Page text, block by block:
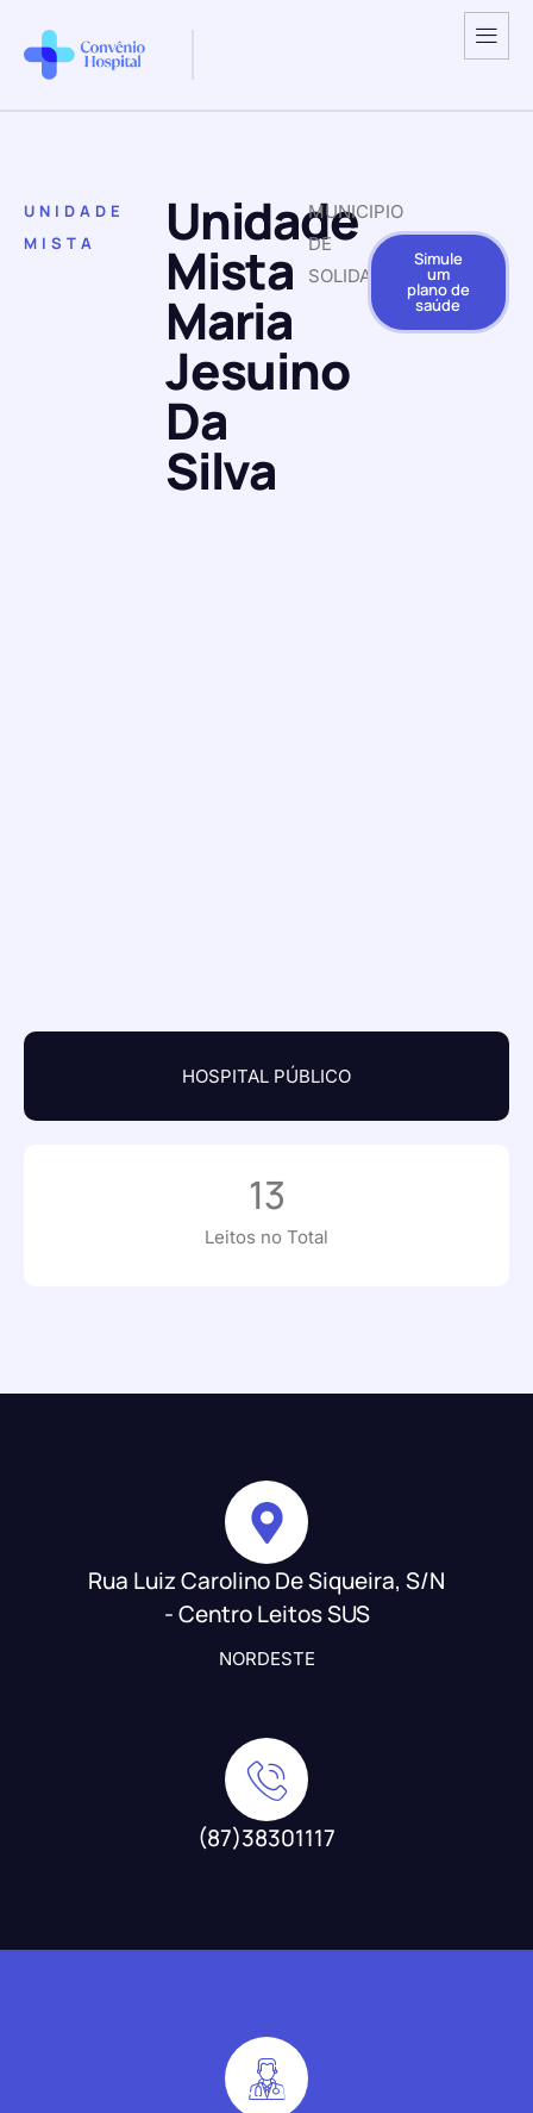
UNIDADE
MISTA
Unidade
Mista
Maria
Jesuino
Da
Silva
MUNICIPIO
DE
SOLIDAO
Simule
um
plano de
saúde
HOSPITAL PÚBLICO
Leitos no Total
13
Rua Luiz Carolino De Siqueira, S/N
- Centro Leitos SUS
NORDESTE
(87)38301117